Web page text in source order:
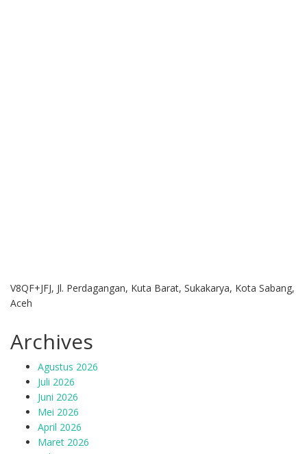
V8QF+JFJ, Jl. Perdagangan, Kuta Barat, Sukakarya, Kota Sabang,
Aceh
Archives
Agustus 2026
Juli 2026
Juni 2026
Mei 2026
April 2026
Maret 2026